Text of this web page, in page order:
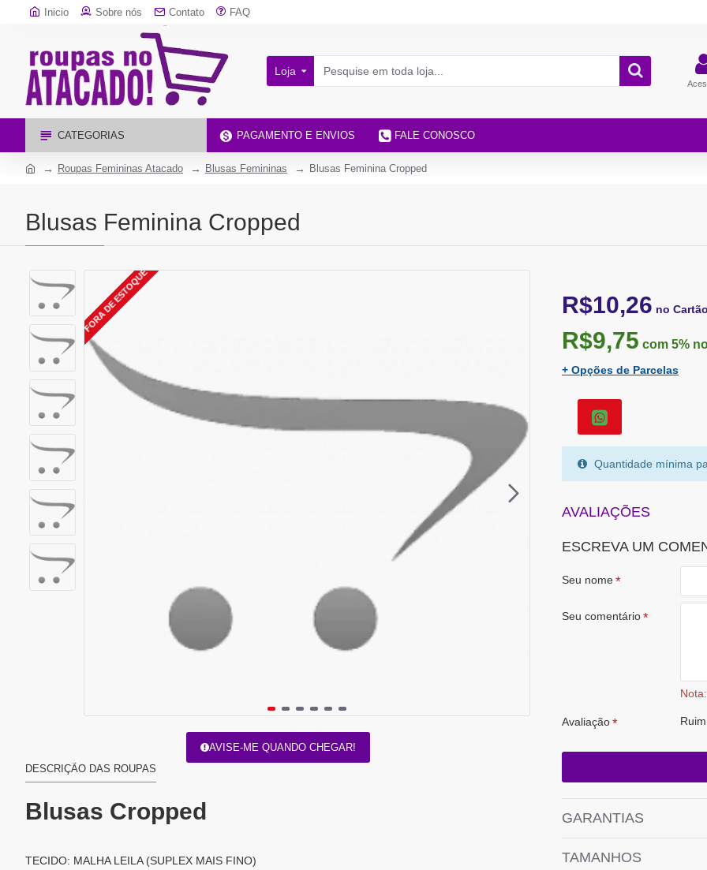
Inicio Sobre nós Contato FAQ
Loja
CATEGORIAS PAGAMENTO E ENVIOS FALE CONOSCO
Roupas Femininas Atacado Blusas Femininas Blusas Feminina Cropped
Blusas Feminina Cropped
FORA DE ESTOQUE
AVISE-ME QUANDO CHEGAR!
DESCRIÇÃO DAS ROUPAS
Blusas Cropped
TECIDO: MALHA LEILA (SUPLEX MAIS FINO)
R$10,26 no
R$9,75 com 5%
+ Opções de Parcelas
Quantidade mínima
AVALIAÇÕES
ESCREVA UM
Seu nome
Seu comentário
Nota:
Avaliação Ruim
GARANTIAS
TAMANHOS